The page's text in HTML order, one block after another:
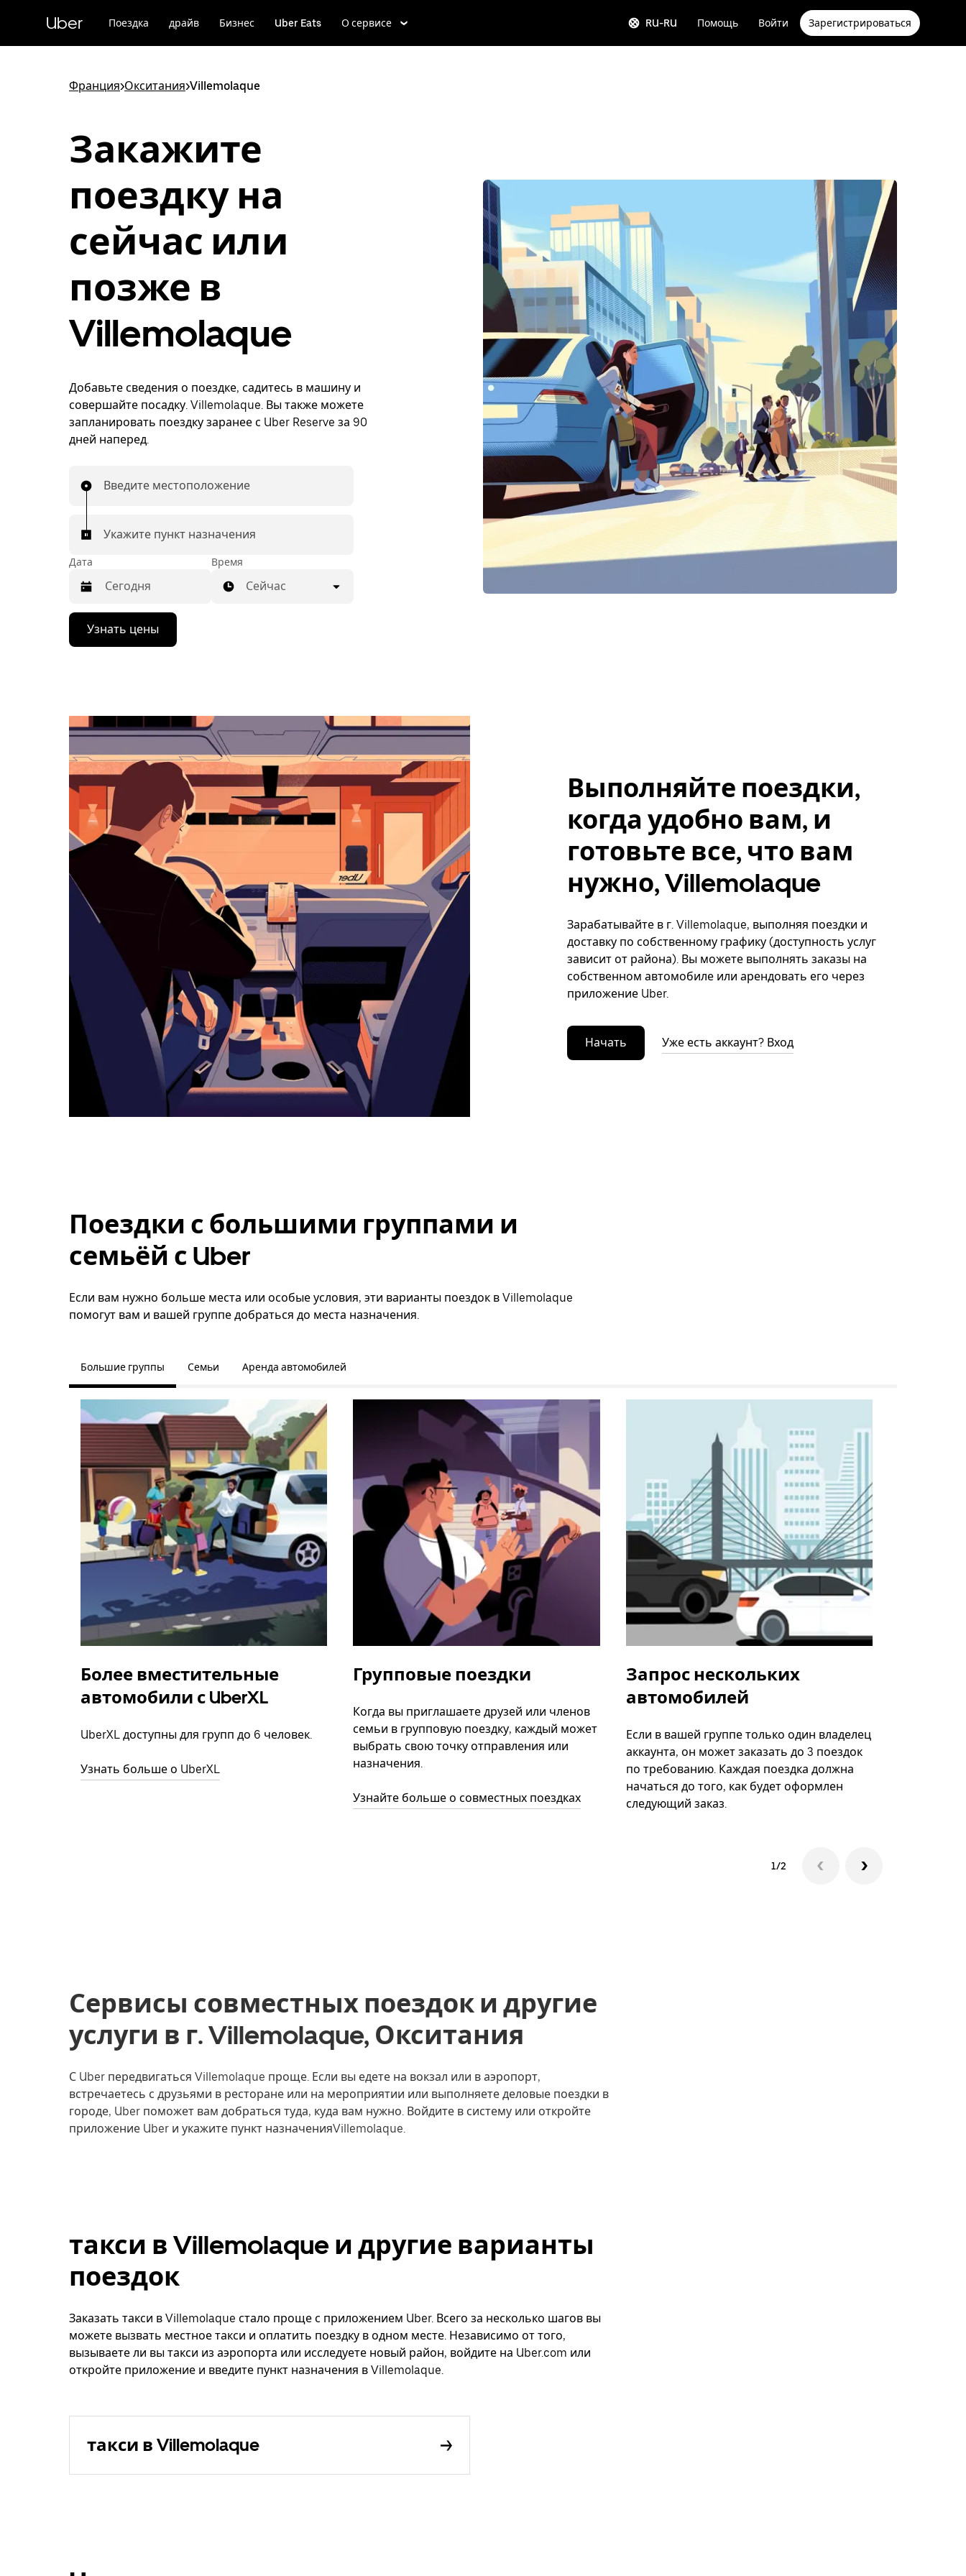
к
Uber Поездка драйв Бизнес Uber Eats О сервисе RU-RU Помощь Войти Зарегистрироваться
Франция>Окситания>Villemolaque
Закажите
поездку на
сейчас или
позже в
Villemolaque
Добавьте сведения о поездке, садитесь в машину и
совершайте посадку. Villemolaque. Вы также можете
запланировать поездку заранее с Uber Reserve за 90
дней наперед.
Введите местоположение
Укажите пункт назначения
Дата
Нажмите
стрелку
вниз,
выбрать
дату.
закрыть
календарь,
нажмите
Esc.
Время
Сейчас
Узнать цены
Выполняйте поездки,
когда удобно вам, и
готовьте все, что вам
нужно, Villemolaque
Зарабатывайте в г. Villemolaque, выполняя поездки и
доставку по собственному графику (доступность услуг
зависит от района). Вы можете выполнять заказы на
собственном автомобиле или арендовать его через
приложение Uber.
Начать Уже есть аккаунт? Вход
Поездки с большими группами и
семьёй с Uber
Если вам нужно больше места или особые условия, эти варианты поездок в Villemolaque
помогут вам и вашей группе добраться до места назначения.
Большие группы Семьи Аренда автомобилей
Более вместительные
автомобили с UberXL
UberXL доступны для групп до 6 человек.
Узнать больше о UberXL
Групповые поездки
Когда вы приглашаете друзей или членов
семьи в групповую поездку, каждый может
выбрать свою точку отправления или
назначения.
Узнайте больше о совместных поездках
Запрос нескольких
автомобилей
Если в вашей группе только один владелец
аккаунта, он может заказать до 3 поездок
по требованию. Каждая поездка должна
начаться до того, как будет оформлен
следующий заказ.
1/2
Сервисы совместных поездок и другие
услуги в г. Villemolaque, Окситания
С Uber передвигаться Villemolaque проще. Если вы едете на вокзал или в аэропорт,
встречаетесь с друзьями в ресторане или на мероприятии или выполняете деловые поездки в
городе, Uber поможет вам добраться туда, куда вам нужно. Войдите в систему или откройте
приложение Uber и укажите пункт назначенияVillemolaque.
такси в Villemolaque и другие варианты
поездок
Заказать такси в Villemolaque стало проще с приложением Uber. Всего за несколько шагов вы
можете вызвать местное такси и оплатить поездку в одном месте. Независимо от того,
вызываете ли вы такси из аэропорта или исследуете новый район, войдите на Uber.com или
откройте приложение и введите пункт назначения в Villemolaque.
такси в Villemolaque